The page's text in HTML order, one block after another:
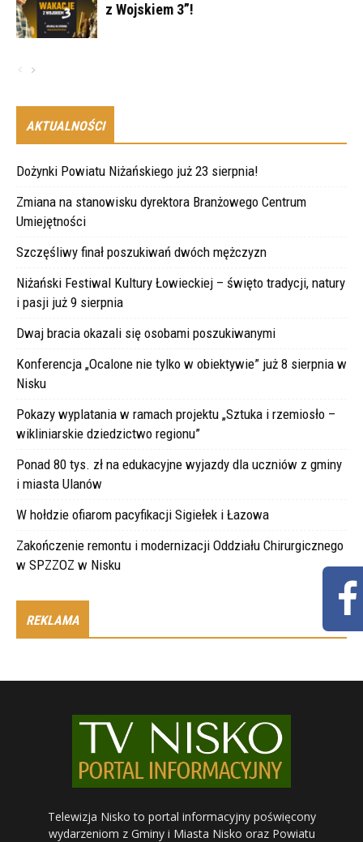
z Wojskiem 3”!
AKTUALNOŚCI
Dożynki Powiatu Niżańskiego już 23 sierpnia!
Zmiana na stanowisku dyrektora Branżowego Centrum
Umiejętności
Szczęśliwy finał poszukiwań dwóch mężczyzn
Niżański Festiwal Kultury Łowieckiej – święto tradycji, natury
i pasji już 9 sierpnia
Dwaj bracia okazali się osobami poszukiwanymi
Konferencja „Ocalone nie tylko w obiektywie” już 8 sierpnia w
Nisku
Pokazy wyplatania w ramach projektu „Sztuka i rzemiosło –
wikliniarskie dziedzictwo regionu”
Ponad 80 tys. zł na edukacyjne wyjazdy dla uczniów z gminy
i miasta Ulanów
W hołdzie ofiarom pacyfikacji Sigiełek i Łazowa
Zakończenie remontu i modernizacji Oddziału Chirurgicznego
w SPZZOZ w Nisku
REKLAMA
Telewizja Nisko to portal informacyjny poświęcony
wydarzeniom z Gminy i Miasta Nisko oraz Powiatu